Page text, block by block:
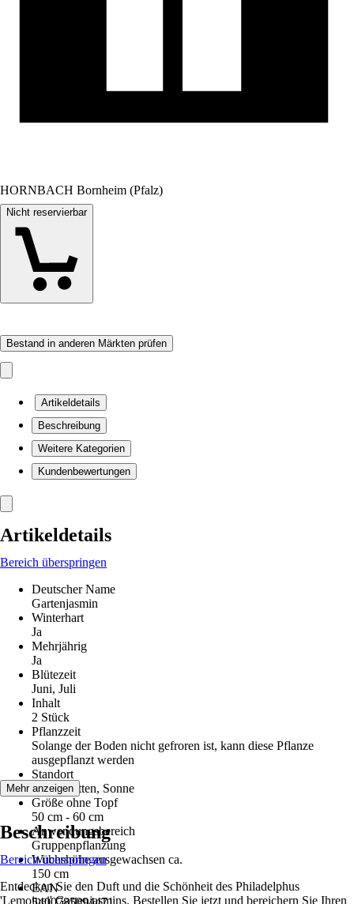
HORNBACH Bornheim (Pfalz)
Nicht reservierbar
Bestand in anderen Märkten prüfen
Artikeldetails
Beschreibung
Weitere Kategorien
Kundenbewertungen
Artikeldetails
Bereich überspringen
Deutscher Name
Gartenjasmin
Winterhart
Ja
Mehrjährig
Ja
Blütezeit
Juni, Juli
Inhalt
2 Stück
Pflanzzeit
Solange der Boden nicht gefroren ist, kann diese Pflanze
ausgepflanzt werden
Standort
Halbschatten, Sonne
Größe ohne Topf
50 cm - 60 cm
Anwendungsbereich
Gruppenpflanzung
Wuchshöhe ausgewachsen ca.
150 cm
EAN
Mehr anzeigen
Beschreibung
Bereich überspringen
Entdecken Sie den Duft und die Schönheit des Philadelphus
'Lemoinei' Gartenjasmins. Bestellen Sie jetzt und bereichern Sie Ihren